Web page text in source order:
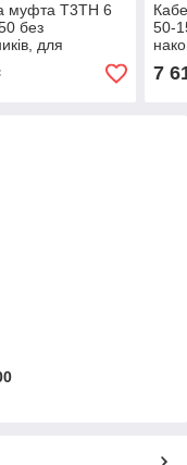
муфта Т3ТН 6
без
для
кабелю,
напруга 6 кВ
50-
7